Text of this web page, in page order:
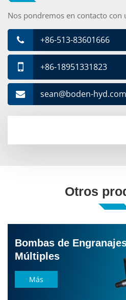
Nos pondremos en contacto con
+86-513-83601666
+86-18951331823
sean@boden-hyd.com
Otros
Bombas de
Múltiples
Más